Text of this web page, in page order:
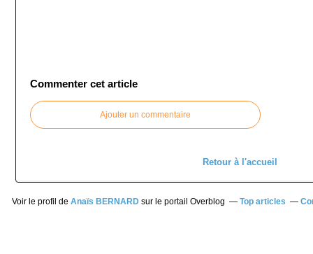
Commenter cet article
Ajouter un commentaire
Retour à l'accueil
Voir le profil de Anaïs BERNARDsur le portail Overblog Top articles